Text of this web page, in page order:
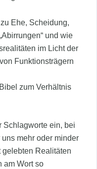
Ehe, Scheidung,
und wie
im Licht der
Funktionsträgern
zum Verhältnis
Schlagworte ein, bei
mehr oder minder
gelebten Realitäten
am Wort so